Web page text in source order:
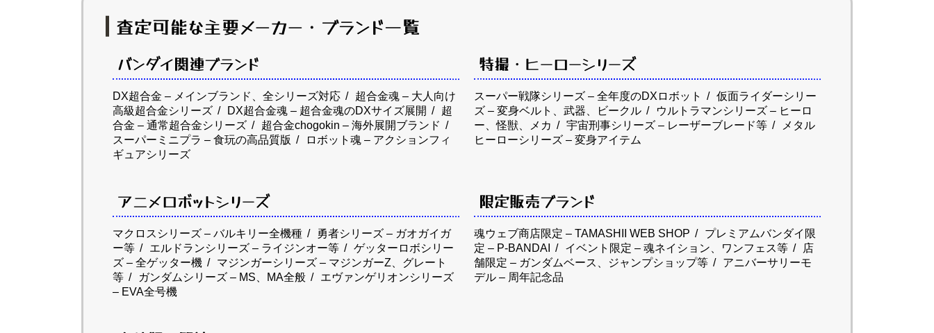
査定可能な主要メーカー・ブランド一覧
バンダイ関連ブランド
DX超合金 – メインブランド、全シリーズ対応
超合金魂 – 大人向け
高級超合金シリーズ
DX超合金魂 – 超合金魂のDXサイズ展開
超
合金 – 通常超合金シリーズ
超合金chogokin – 海外展開ブランド
スーパーミニプラ – 食玩の高品質版
ロボット魂 – アクションフィ
ギュアシリーズ
特撮・ヒーローシリーズ
スーパー戦隊シリーズ – 全年度のDXロボット
仮面ライダーシリー
ズ – 変身ベルト、武器、ビークル
ウルトラマンシリーズ – ヒーロ
ー、怪獣、メカ
宇宙刑事シリーズ – レーザーブレード等
メタル
ヒーローシリーズ – 変身アイテム
アニメロボットシリーズ
マクロスシリーズ – バルキリー全機種
勇者シリーズ – ガオガイガ
ー等
エルドランシリーズ – ライジンオー等
ゲッターロボシリー
ズ – 全ゲッター機
マジンガーシリーズ – マジンガーZ、グレート
等
ガンダムシリーズ – MS、MA全般
エヴァンゲリオンシリーズ
– EVA全号機
限定販売ブランド
魂ウェブ商店限定 – TAMASHII WEB SHOP
プレミアムバンダイ限
定 – P-BANDAI
イベント限定 – 魂ネイション、ワンフェス等
店
舗限定 – ガンダムベース、ジャンプショップ等
アニバーサリーモ
デル – 周年記念品